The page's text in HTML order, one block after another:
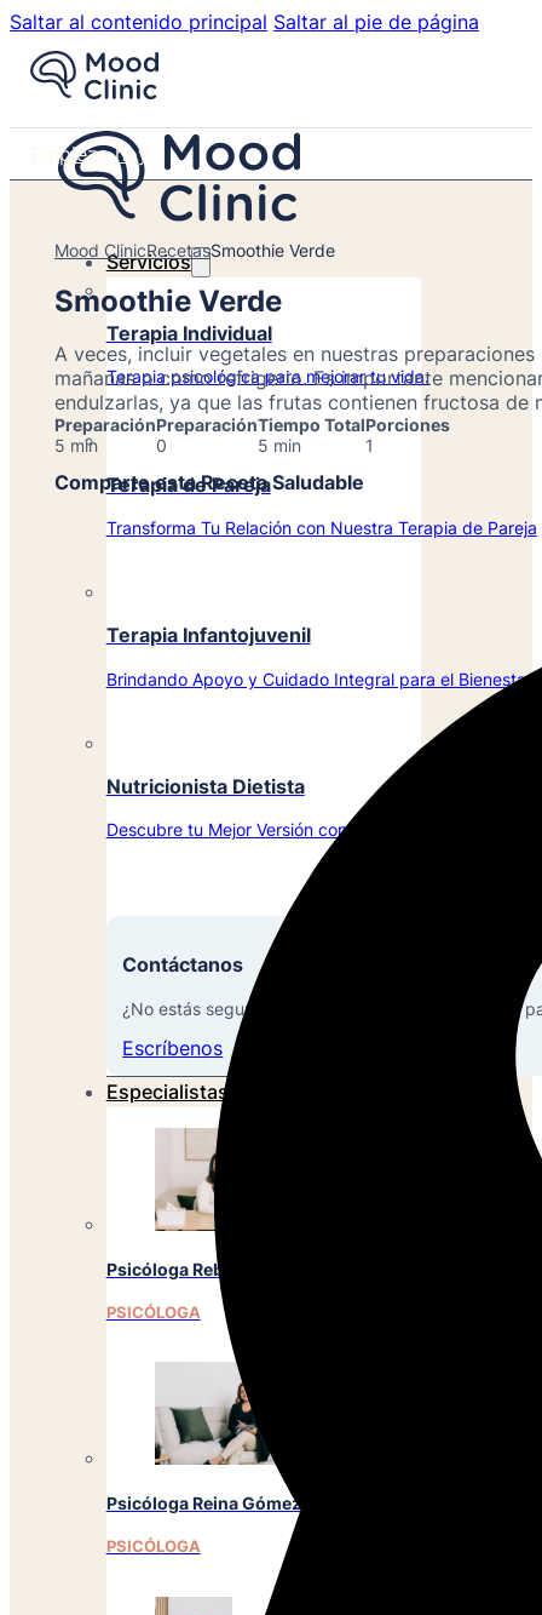
Saltar al contenido principal Saltar al pie de página
Servicios
Terapia Individual
Terapia psicológica para mejorar tu vida.
Terapia de Pareja
Transforma Tu Relación con Nuestra Terapia de Pareja
Terapia Infantojuvenil
Brindando Apoyo y Cuidado Integral para el Bienestar
Nutricionista Dietista
Descubre tu Mejor Versión con la Ayuda de Nuestros
Contáctanos
¿No estás seguro de qué servicios son los mejores
Escríbenos
Especialistas
Psicóloga Rebeca Martínez
PSICÓLOGA
Psicóloga Reina Gómez
PSICÓLOGA
Empieza hoy
Mood ClinicRecetasSmoothie Verde
Smoothie Verde
A veces, incluir vegetales en nuestras
mañanas o como refrigerio. Es importante
endulzarlas, ya que las frutas contienen fructosa de
Preparación
5 min
Preparación
0
Tiempo Total
5 min
Porciones
1
Comparte esta Receta Saludable